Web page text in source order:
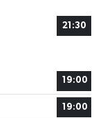
21:30
19:00
19:00